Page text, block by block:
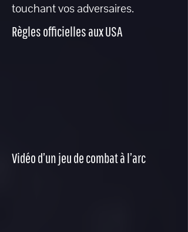
touchant vos adversaires.
Règles officielles aux USA
Vidéo d’un jeu de combat à l’arc